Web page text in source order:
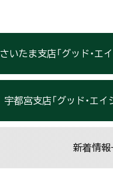
さいたま支店「グッド・エ
宇都宮支店「グッド・エ
新着情